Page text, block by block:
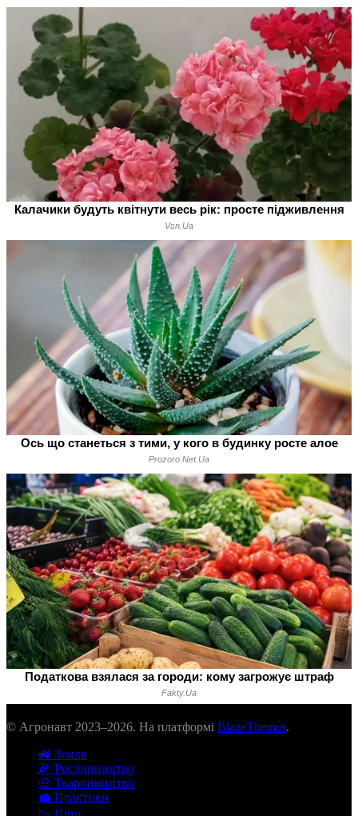
© Агронавт 2023–2026. На платформі BlazeThemes.
🚜 Земля
🌽 Рослинництво
🐽 Тваринництво
💼 Практики